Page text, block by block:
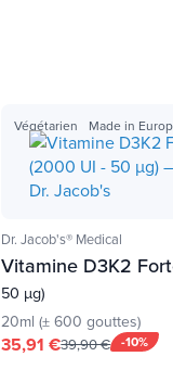
Végétarien Made in
Dr. Jacob's® Medical
Vitamine D3K2
50 µg)
20ml (± 600 gouttes)
-10%
35,91 €39,90 €